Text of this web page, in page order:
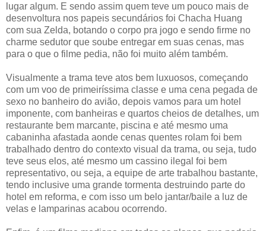
lugar algum. E sendo assim quem teve um pouco mais de
desenvoltura nos papeis secundários foi Chacha Huang
com sua Zelda, botando o corpo pra jogo e sendo firme no
charme sedutor que soube entregar em suas cenas, mas
para o que o filme pedia, não foi muito além também.
Visualmente a trama teve atos bem luxuosos, começando
com um voo de primeiríssima classe e uma cena pegada de
sexo no banheiro do avião, depois vamos para um hotel
imponente, com banheiras e quartos cheios de detalhes, um
restaurante bem marcante, piscina e até mesmo uma
cabaninha afastada aonde cenas quentes rolam foi bem
trabalhado dentro do contexto visual da trama, ou seja, tudo
teve seus elos, até mesmo um cassino ilegal foi bem
representativo, ou seja, a equipe de arte trabalhou bastante,
tendo inclusive uma grande tormenta destruindo parte do
hotel em reforma, e com isso um belo jantar/baile a luz de
velas e lamparinas acabou ocorrendo.